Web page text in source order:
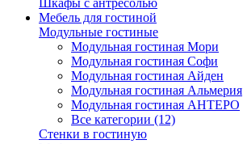
Шкафы с антресолью
Мебель для гостиной
Модульные гостиные
Модульная гостиная Мори
Модульная гостиная Софи
Модульная гостиная Айден
Модульная гостиная Альмерия
Модульная гостиная АНТЕРО
Все категории (12)
Стенки в гостиную